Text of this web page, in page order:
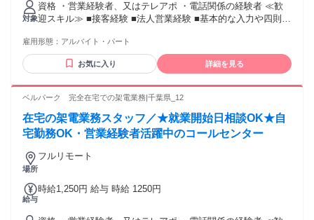
対象
資格 ・営業経験者、又はテレアポ ・電話関係の経験者 ≪歓
迎スキル≫ ■接客経験 ■法人営業経験 ■基本的な入力や四則計
雇用形態： アルバイト・パート
お気に入り 詳細を見る
ベルパーク 完全在宅での架電業務|千葉県_12
在宅の架電業務スタッフ／★就業開始日相談OK★自
宅勤務OK・営業経験者活躍中のコールセンター
場所
フルリモート
給与
時給1,250円 給与 時給 1250円